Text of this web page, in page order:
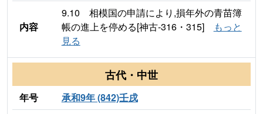
内容
9.10 相模国の申請により,損年外の青苗簿
帳の進上を停める[神古-316・315]
もっと
見る
古代・中世
年号 承和9年 (842)壬戌